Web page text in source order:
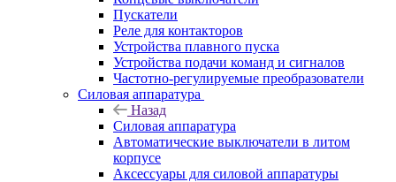
Пускатели
Реле для контакторов
Устройства плавного пуска
Устройства подачи команд и сигналов
Частотно-регулируемые преобразователи
Силовая аппаратура
Назад
Силовая аппаратура
Автоматические выключатели в литом
корпусе
Аксессуары для силовой аппаратуры